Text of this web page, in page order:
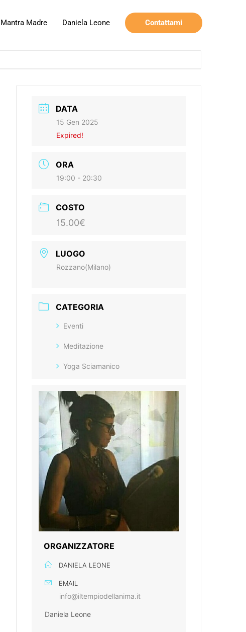
Mantra Madre Daniela Leone Contattami
DATA
15 Gen 2025
Expired!
ORA
19:00 - 20:30
COSTO
15.00€
LUOGO
Rozzano(Milano)
CATEGORIA
Eventi
Meditazione
Yoga Sciamanico
ORGANIZZATORE
DANIELA LEONE
EMAIL
info@iltempiodellanima.it
Daniela Leone